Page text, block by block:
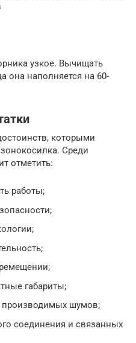
узкое. Вычищать
она наполняется на 60-
которыми
Среди
отметить:
работы;
габариты;
шумов;
соединения и связанных